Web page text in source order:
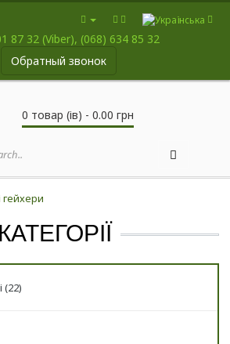
87 32 (Viber), (068) 634 85 32
Обратный звонок
0 товар (ів) - 0.00 грн
гейхери
КАТЕГОРІЇ
(22)